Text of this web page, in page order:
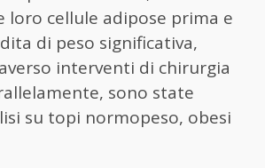
loro cellule adipose prima e
di peso significativa,
interventi di chirurgia
sono state
su topi normopeso, obesi